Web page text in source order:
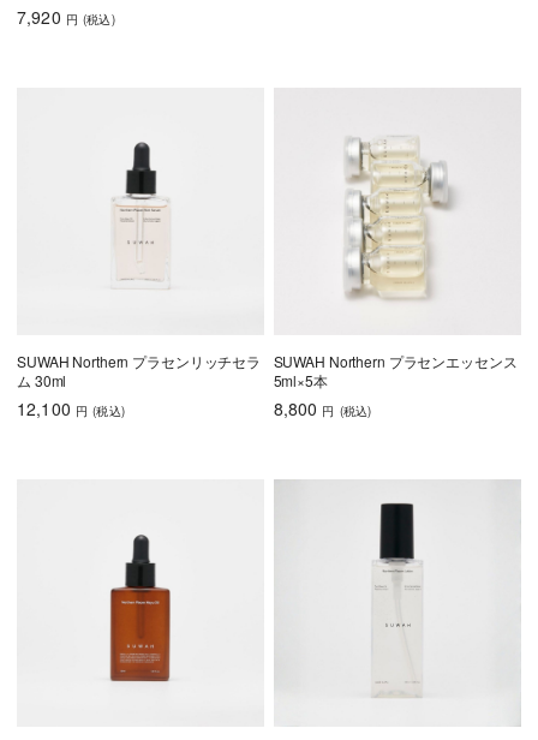
7,920 円 (税込)
SUWAH Northern プラセンリッチセラ
ム 30ml
12,100 円 (税込)
SUWAH Northern プラセンエッセンス
5ml×5本
8,800 円 (税込)